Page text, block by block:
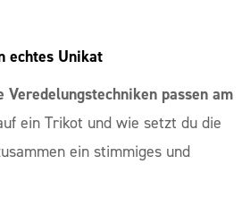
echtes Unikat
Veredelungstechniken passen am
ein Trikot und wie setzt du die
ein stimmiges und